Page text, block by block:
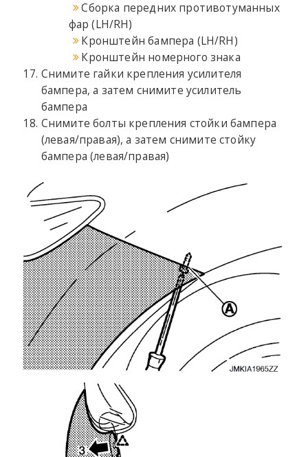
Сборка передних противотуманных
фар (LH/RH)
Кронштейн бампера (LH/RH)
Кронштейн номерного знака
Снимите гайки крепления усилителя
бампера, а затем снимите усилитель
бампера
Снимите болты крепления стойки бампера
(левая/правая), а затем снимите стойку
бампера (левая/правая)